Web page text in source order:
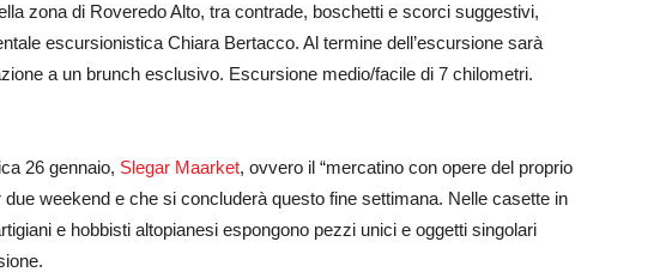
zona di Roveredo Alto, tra contrade, boschetti e scorci suggestivi,
escursionistica Chiara Bertacco. Al termine dell’escursione sarà
a un brunch esclusivo. Escursione medio/facile di 7 chilometri.
26 gennaio, Slegar Maarket, ovvero il “mercatino con opere del proprio
due weekend e che si concluderà questo fine settimana. Nelle casette in
e hobbisti altopianesi espongono pezzi unici e oggetti singolari